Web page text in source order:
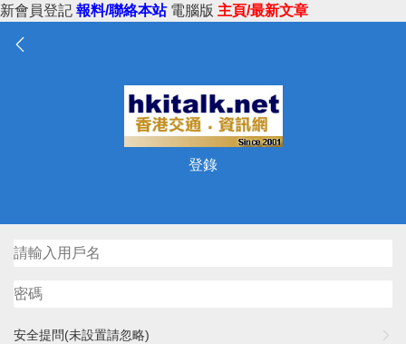
新會員登記 報料/聯絡本站 電腦版 主頁/最新文章
登錄
安全提問(未設置請忽略)